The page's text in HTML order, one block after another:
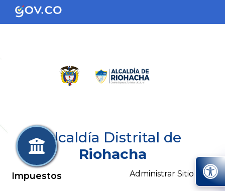
Alcaldía Distrital de
Riohacha
Administrar Sitio
Impuestos